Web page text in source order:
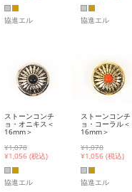
協進エル 協進エル
ストーンコンチ
ョ・オニキス＜
16mm＞
¥1,078
¥1,056 (税込)
協進エル
ストーンコンチ
ョ・コーラル＜
16mm＞
¥1,078
¥1,056 (税込)
協進エル